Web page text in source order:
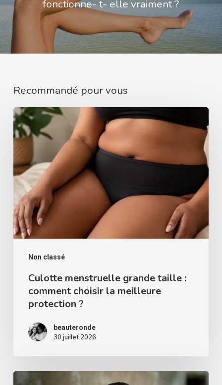
fonctionne- t- elle vraiment ?
Recommandé pour vous
Non classé
Culotte
menstruelle
taille
:
comment
choisir
la
meilleure
protection
Culotte menstruelle grande taille :
comment choisir la meilleure
protection ?
beauteronde
30 juillet 2026
Robe